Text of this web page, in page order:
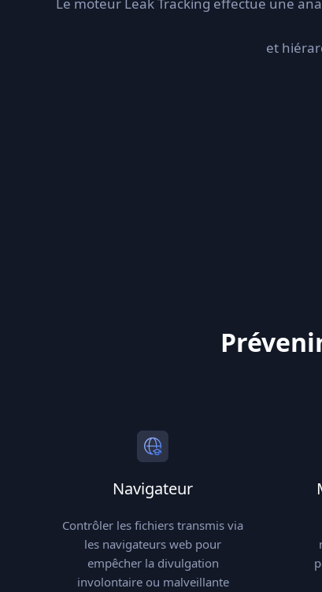
et
Navigateur
Contrôler les fichiers transmis via
les navigateurs web pour
empêcher la divulgation
involontaire ou malveillante